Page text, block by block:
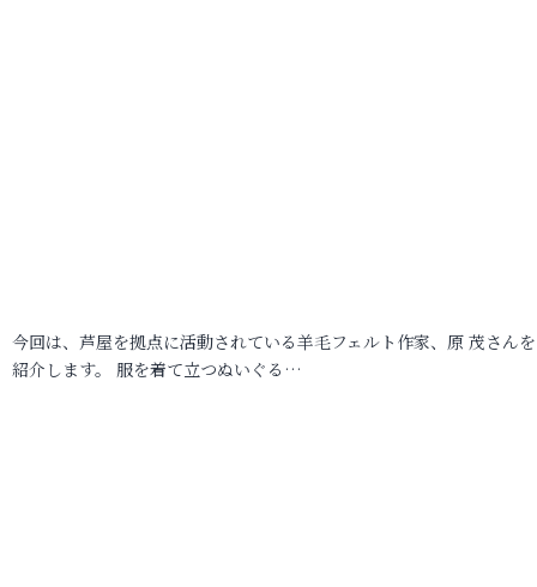
今回は、芦屋を拠点に活動されている羊毛フェルト作家、原 茂さん
紹介します。 服を着て立つぬいぐる…